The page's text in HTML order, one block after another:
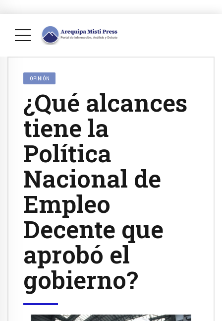
OPINIÓN
¿Qué alcances
tiene la
Política
Nacional de
Empleo
Decente que
aprobó el
gobierno?